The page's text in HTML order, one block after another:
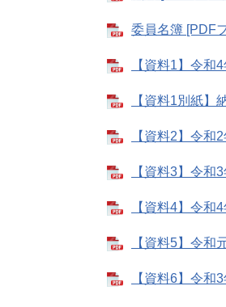
委員名簿 [PDF
【資料1】令和
【資料1別紙】
【資料2】令和
【資料3】令和
【資料4】令和
【資料5】令和
【資料6】令和